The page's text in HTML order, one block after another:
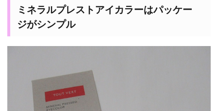
ミネラルプレストアイカラーはパッケー
ジがシンプル